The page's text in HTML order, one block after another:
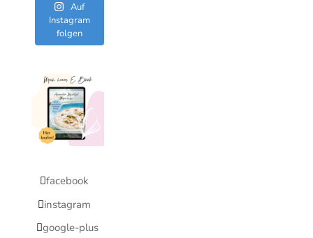
Auf
Instagram
folgen
facebook
instagram
google-plus